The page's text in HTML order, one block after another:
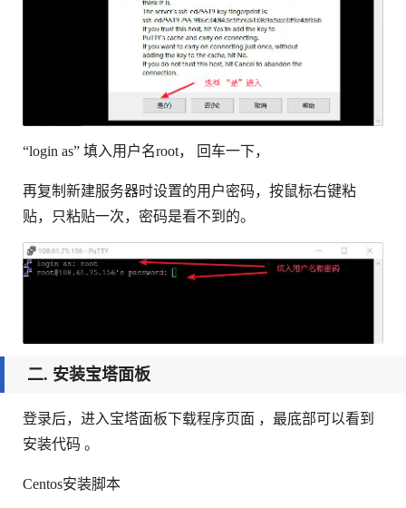
“login as” 填入用户名root， 回车一下，
再复制新建服务器时设置的用户密码，按鼠标右键粘
贴，只粘贴一次，密码是看不到的。
二. 安装宝塔面板
登录后，进入宝塔面板下载程序页面 ，最底部可以看到
安装代码 。
Centos安装脚本